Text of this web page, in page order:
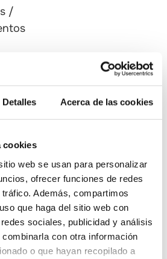
Detalles Acerca de las cookies
cookies
web se usan para personalizar
ofrecer funciones de redes
Además, compartimos
que haga del sitio web con
sociales, publicidad y análisis
con otra información
o que hayan recopilado a
/